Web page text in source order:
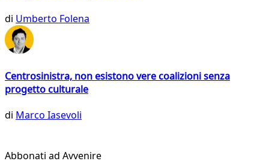
di Umberto Folena
Centrosinistra, non esistono vere coalizioni senza
progetto culturale
di Marco Iasevoli
Abbonati ad Avvenire